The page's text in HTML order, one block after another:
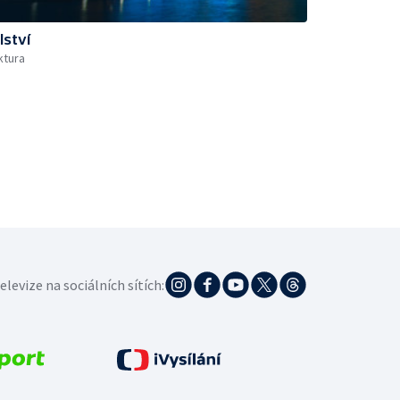
na sociálních sítích: